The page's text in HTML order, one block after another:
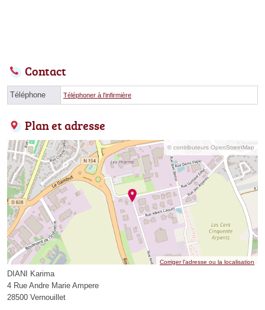
Contact
Téléphone Téléphoner à l'infirmière
Plan et adresse
© contributeurs OpenStreetMap
Corriger l’adresse ou la localisation
DIANI Karima
4 Rue Andre Marie Ampere
28500 Vernouillet